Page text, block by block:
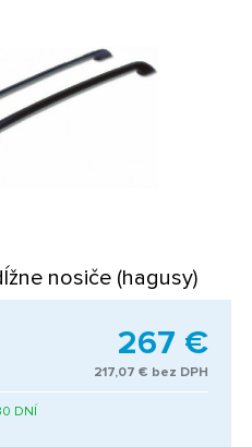
nosiče (hagusy)
267 €
217,07 € bez DPH
DNÍ